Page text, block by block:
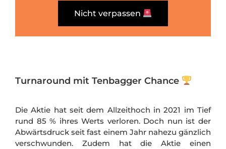
Nicht verpassen
Turnaround mit Tenbagger Chance
Die Aktie hat seit dem Allzeithoch in 2021 im Tief
rund 85 % ihres Werts verloren. Doch nun ist der
Abwärtsdruck seit fast einem Jahr nahezu gänzlich
verschwunden. Zudem hat die Aktie einen